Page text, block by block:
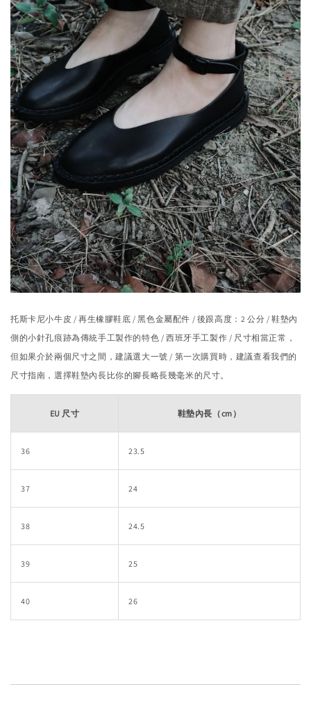
托斯卡尼小牛皮 / 再生橡膠鞋底 / 黑色金屬配件 / 後跟高度：2 公分 / 鞋墊內
側的小針孔痕跡為傳統手工製作的特色 / 西班牙手工製作 / 尺寸相當正常，
但如果介於兩個尺寸之間，建議選大一號 / 第一次購買時，建議查看我們的
尺寸指南，選擇鞋墊內長比你的腳長略長幾毫米的尺寸。
EU 尺寸 鞋墊內長（cm）
36 23.5
37 24
38 24.5
39 25
40 26